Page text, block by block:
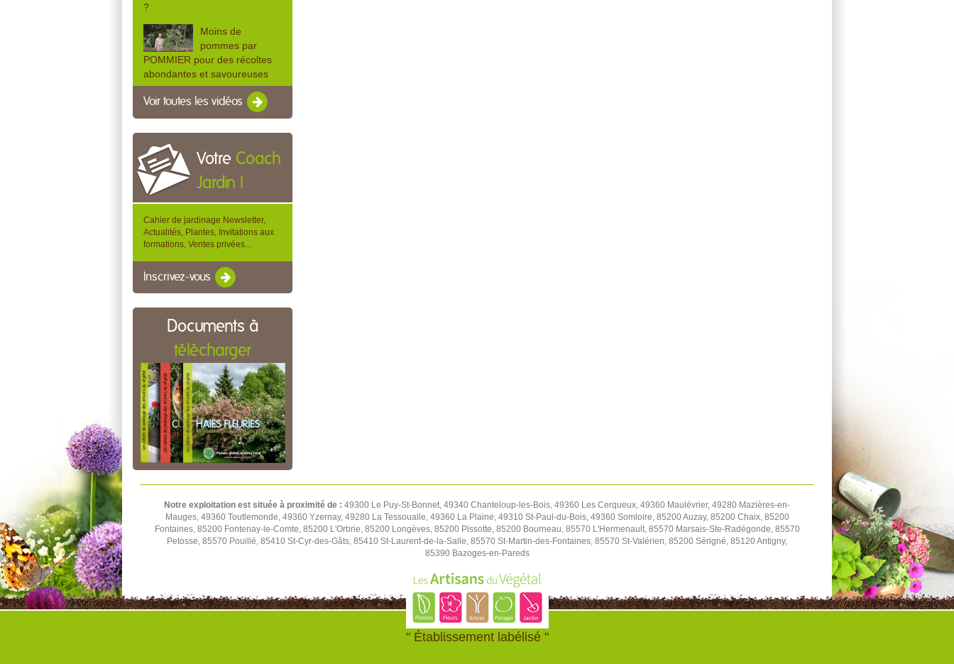
?
Moins de
pommes par
POMMIER pour des récoltes
abondantes et savoureuses
Voir toutes les vidéos
Votre Coach
Jardin !
Cahier de jardinage Newsletter,
Actualités, Plantes, Invitations aux
formations, Ventes privées...
Inscrivez-vous
Documents à
télécharger
Notre exploitation est située à proximité de : 49300 Le Puy-St-Bonnet, 49340 Chanteloup-les-Bois, 49360 Les Cerqueux, 49360 Maulévrier, 49280 Mazières-en-
Mauges, 49360 Toutlemonde, 49360 Yzernay, 49280 La Tessoualle, 49360 La Plaine, 49310 St-Paul-du-Bois, 49360 Somloire, 85200 Auzay, 85200 Chaix, 85200
Fontaines, 85200 Fontenay-le-Comte, 85200 L'Orbrie, 85200 Longèves, 85200 Pissotte, 85200 Bourneau, 85570 L'Hermenault, 85570 Marsais-Ste-Radégonde, 85570
Petosse, 85570 Pouillé, 85410 St-Cyr-des-Gâts, 85410 St-Laurent-de-la-Salle, 85570 St-Martin-des-Fontaines, 85570 St-Valérien, 85200 Sérigné, 85120 Antigny,
85390 Bazoges-en-Pareds
" Établissement labélisé "